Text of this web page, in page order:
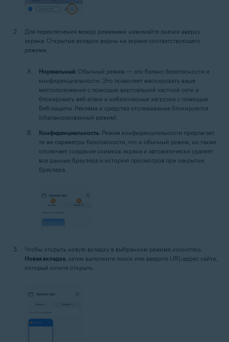
Для переключения между режимами нажимайте значки вверху
экрана. Открытые вкладки видны на экране соответствующего
режима.
Нормальный: Обычный режим — это баланс безопасности и
конфиденциальности. Это позволяет маскировать ваше
местоположение с помощью виртуальной частной сети и
блокировать веб-атаки и небезопасные загрузки с помощью
Веб-защиты. Реклама и средства отслеживания блокируются
(сбалансированный режим).
Конфиденциальность: Режим конфиденциальности предлагает
те же параметры безопасности, что и обычный режим, но также
отключает создание снимков экрана и автоматически удаляет
все данные браузера и историю просмотров при закрытии
браузера.
Чтобы открыть новую вкладку в выбранном режиме, коснитесь
Новая вкладка , затем выполните поиск или введите URL-адрес сайта,
который хотите открыть.